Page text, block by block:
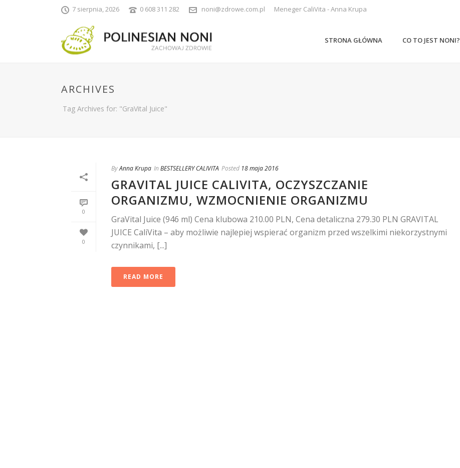
7 sierpnia, 2026 0 608 311 282 noni@zdrowe.com.pl Meneger CaliVita - Anna Krupa
STRONA GŁÓWNA CO TO JEST NONI?
ARCHIVES
Tag Archives for: "GraVital Juice"
0
0
ByAnna Krupa In BESTSELLERY CALIVITA Posted 18 maja 2016
GRAVITAL JUICE CALIVITA, OCZYSZCZANIE
ORGANIZMU, WZMOCNIENIE ORGANIZMU
GraVital Juice (946 ml) Cena klubowa 210.00 PLN, Cena detaliczna 279.30 PLN GRAVITAL
JUICE CaliVita – aby możliwie najlepiej wspierać organizm przed wszelkimi niekorzystnymi
czynnikami, [...]
READ MORE